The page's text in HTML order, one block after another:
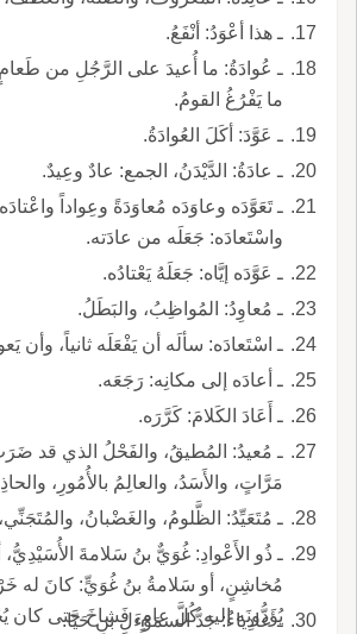
ـ هذا أعْوَدُ: أنْفَعُ.
ـ عُوادَةُ: ما أُعيدَ على الرَّجُلِ من
ما يَفْرُغُ القومُ.
ـ عَوَّدَ: أكَلَ العُوادَةُ.
ـ عادَةُ: الدَّيْدَنُ، الجمع: عادٌ وعِيدٌ.
ـ تَعَوَّدَه وعاوَدَه مُعاوَدَةً وعِواداً
واسْتَعادَه: جَعَلَه من عادَته.
ـ عَوَّدَه إيَّاه: جَعَلَهُ يَعْتادُه.
ـ مُعاوِدُ: المُواظِبُ، والبَطَلُ.
ـ اسْتَعادَه: سألَه أن يَفْعَلَه ثانياً، وأن
ـ أعادَه إلى مكانِه: رَجَعَه.
ـ أَعَادَ الكَلامَ: كَرَّرَه.
ـ مُعيدُ: المُطيقُ، والفَحْلُ الذي قد
مَرَّاتٍ، والأَسَدُ، والعالِمُ بالأُمُورِ،
ـ مُتَعَيِّدُ: الظَّلومُ، والغَضْبانُ،
ـ ذُو الأَعْوادِ: غُوَيٌّ بنُ سَلامةَ الأُسَيْدِيُّ،
مُخاشِنٍ، أو سَلامةُ بنُ غُوَيٍّ: كانَ له
يُؤَدُّونَه إليه كُلَّ عامٍ، فَشاخَ حتى كان
ـ عادِياءُ: جَدُّ السمَوْءَلِ بنِ حَيَّا.